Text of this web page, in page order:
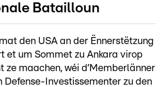
Batailloun
den USA an der Ënnerstëtzung
et um Sommet zu Ankara virop
ze maachen, wéi d’Memberlänner
Defense-Investissementer zu den